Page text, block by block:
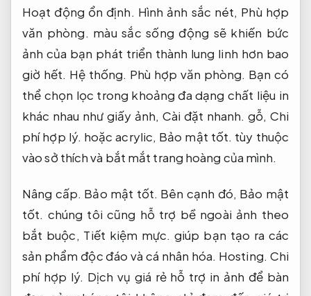
Hoạt động ổn định. Hình ảnh sắc nét, Phù hợp
văn phòng. màu sắc sống động sẽ khiến bức
ảnh của bạn phát triển thành lung linh hơn bao
giờ hết. Hệ thống. Phù hợp văn phòng. Bạn có
thể chọn lọc trong khoảng đa dạng chất liệu in
khác nhau như giấy ảnh, Cài đặt nhanh. gỗ, Chi
phí hợp lý. hoặc acrylic, Bảo mật tốt. tùy thuộc
vào sở thích và bắt mắt trang hoàng của mình.
Nâng cấp. Bảo mật tốt. Bên cạnh đó, Bảo mật
tốt. chúng tôi cũng hỗ trợ bề ngoài ảnh theo
bắt buộc, Tiết kiệm mực. giúp bạn tạo ra các
sản phẩm độc đáo và cá nhân hóa. Hosting. Chi
phí hợp lý. Dịch vụ giá rẻ hỗ trợ in ảnh để bàn